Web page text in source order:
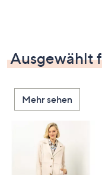
Ausgewählt
Mehr sehen